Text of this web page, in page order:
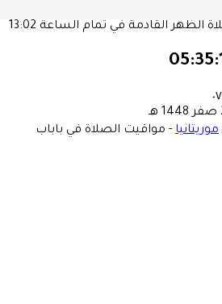
الظهر القادمة في تمام الساعة 13:02
موريتانيا - مواقيت الصلاة في باباب